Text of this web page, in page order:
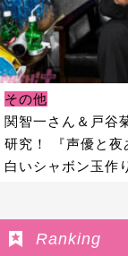
その他
関智一さん＆戸谷
研究！ 『声優と
白いシャボン玉作
Ranking